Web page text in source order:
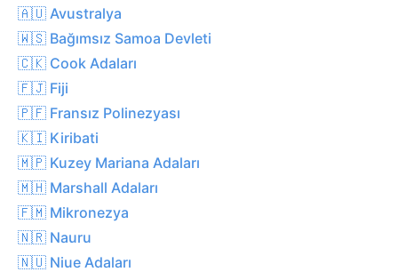
🇦🇺 Avustralya
🇼🇸 Bağımsız Samoa Devleti
🇨🇰 Cook Adaları
🇫🇯 Fiji
🇵🇫 Fransız Polinezyası
🇰🇮 Kiribati
🇲🇵 Kuzey Mariana Adaları
🇲🇭 Marshall Adaları
🇫🇲 Mikronezya
🇳🇷 Nauru
🇳🇺 Niue Adaları